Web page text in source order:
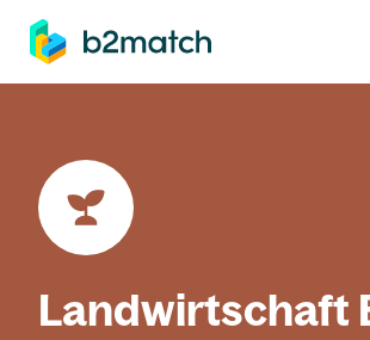
springen
Landwirtschaft